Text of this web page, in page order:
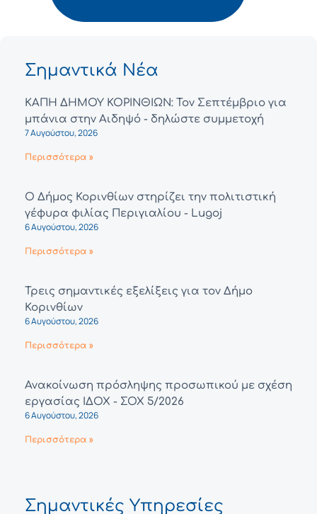
Σημαντικά Νέα
ΚΑΠΗ ΔΗΜΟΥ ΚΟΡΙΝΘΙΩΝ: Τον Σεπτέμβριο για
μπάνια στην Αιδηψό - δηλώστε συμμετοχή
7 Αυγούστου, 2026
Περισσότερα »
Ο Δήμος Κορινθίων στηρίζει την πολιτιστική
γέφυρα φιλίας Περιγιαλίου - Lugoj
6 Αυγούστου, 2026
Περισσότερα »
Τρεις σημαντικές εξελίξεις για τον Δήμο
Κορινθίων
6 Αυγούστου, 2026
Περισσότερα »
Ανακοίνωση πρόσληψης προσωπικού με σχέση
εργασίας ΙΔΟΧ - ΣΟΧ 5/2026
6 Αυγούστου, 2026
Περισσότερα »
Σημαντικές Υπηρεσίες